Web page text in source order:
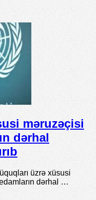
məruzəçisi
dərhal
üzrə xüsusi
dərhal …